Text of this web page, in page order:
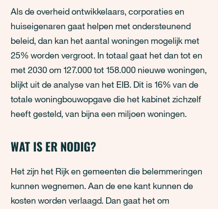
Als de overheid ontwikkelaars, corporaties en
huiseigenaren gaat helpen met ondersteunend
beleid, dan kan het aantal woningen mogelijk met
25% worden vergroot. In totaal gaat het dan tot en
met 2030 om 127.000 tot 158.000 nieuwe woningen,
blijkt uit de analyse van het EIB. Dit is 16% van de
totale woningbouwopgave die het kabinet zichzelf
heeft gesteld, van bijna een miljoen woningen.
WAT IS ER NODIG?
Het zijn het Rijk en gemeenten die belemmeringen
kunnen wegnemen. Aan de ene kant kunnen de
kosten worden verlaagd. Dan gaat het om